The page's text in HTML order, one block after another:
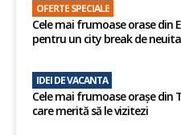
OFERTE SPECIALE
Cele mai frumoase orase din
pentru un city break de
IDEI DE VACANTA
Cele mai frumoase orașe din
care merită să le vizitezi